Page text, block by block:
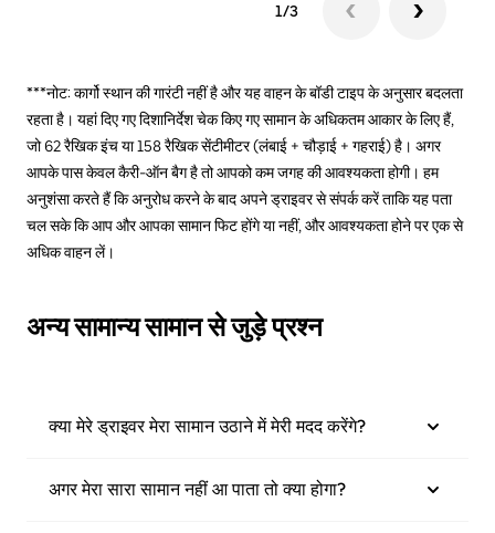
1/3
***नोट: कार्गो स्थान की गारंटी नहीं है और यह वाहन के बॉडी टाइप के अनुसार बदलता
रहता है। यहां दिए गए दिशानिर्देश चेक किए गए सामान के अधिकतम आकार के लिए हैं,
जो 62 रैखिक इंच या 158 रैखिक सेंटीमीटर (लंबाई + चौड़ाई + गहराई) है। अगर
आपके पास केवल कैरी-ऑन बैग है तो आपको कम जगह की आवश्यकता होगी। हम
अनुशंसा करते हैं कि अनुरोध करने के बाद अपने ड्राइवर से संपर्क करें ताकि यह पता
चल सके कि आप और आपका सामान फिट होंगे या नहीं, और आवश्यकता होने पर एक से
अधिक वाहन लें।
अन्य सामान्य सामान से जुड़े प्रश्न
क्या मेरे ड्राइवर मेरा सामान उठाने में मेरी मदद करेंगे?
अगर मेरा सारा सामान नहीं आ पाता तो क्या होगा?